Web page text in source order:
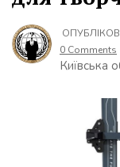
0 Comments
Київська